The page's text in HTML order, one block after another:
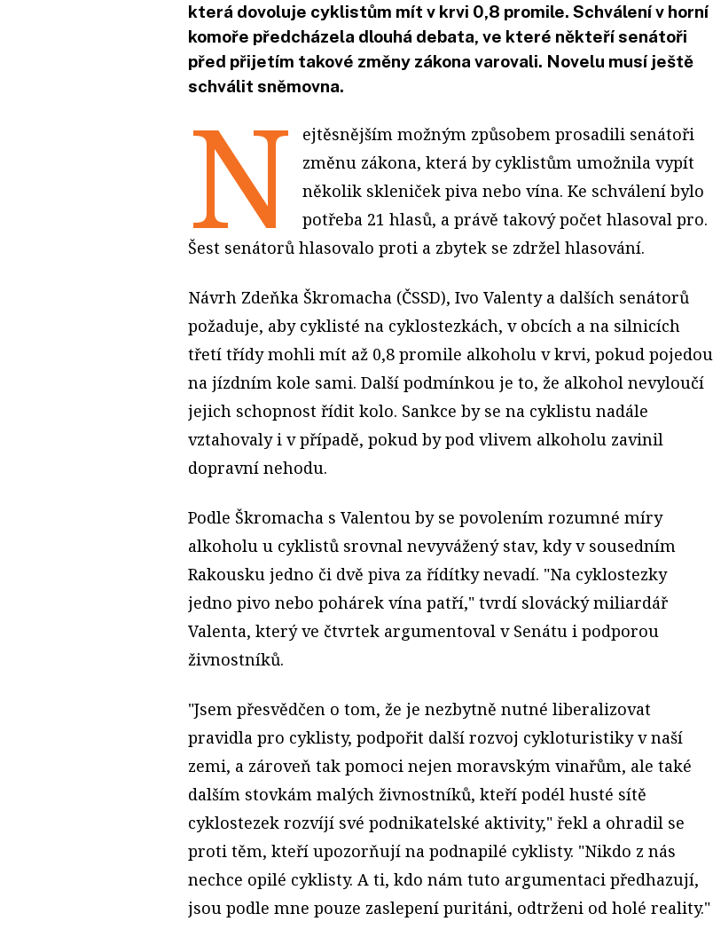
která dovoluje cyklistům mít v krvi 0,8 promile. Schválení v horní
komoře předcházela dlouhá debata, ve které někteří senátoři
před přijetím takové změny zákona varovali. Novelu musí ještě
schválit sněmovna.
N
ejtěsnějším možným způsobem prosadili senátoři
změnu zákona, která by cyklistům umožnila vypít
několik skleniček piva nebo vína. Ke schválení bylo
potřeba 21 hlasů, a právě takový počet hlasoval pro.
Šest senátorů hlasovalo proti a zbytek se zdržel hlasování.
Návrh Zdeňka Škromacha (ČSSD), Ivo Valenty a dalších senátorů
požaduje, aby cyklisté na cyklostezkách, v obcích a na silnicích
třetí třídy mohli mít až 0,8 promile alkoholu v krvi, pokud pojedou
na jízdním kole sami. Další podmínkou je to, že alkohol nevyloučí
jejich schopnost řídit kolo. Sankce by se na cyklistu nadále
vztahovaly i v případě, pokud by pod vlivem alkoholu zavinil
dopravní nehodu.
Podle Škromacha s Valentou by se povolením rozumné míry
alkoholu u cyklistů srovnal nevyvážený stav, kdy v sousedním
Rakousku jedno či dvě piva za řídítky nevadí. "Na cyklostezky
jedno pivo nebo pohárek vína patří," tvrdí slovácký miliardář
Valenta, který ve čtvrtek argumentoval v Senátu i podporou
živnostníků.
"Jsem přesvědčen o tom, že je nezbytně nutné liberalizovat
pravidla pro cyklisty, podpořit další rozvoj cykloturistiky v naší
zemi, a zároveň tak pomoci nejen moravským vinařům, ale také
dalším stovkám malých živnostníků, kteří podél husté sítě
cyklostezek rozvíjí své podnikatelské aktivity," řekl a ohradil se
proti těm, kteří upozorňují na podnapilé cyklisty. "Nikdo z nás
nechce opilé cyklisty. A ti, kdo nám tuto argumentaci předhazují,
jsou podle mne pouze zaslepení puritáni, odtrženi od holé reality."